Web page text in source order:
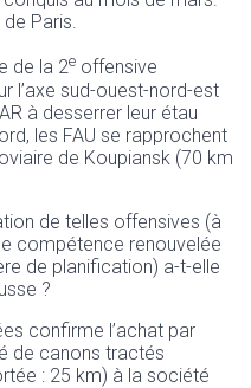
Paris.
de la 2e offensive
l’axe sud-ouest-nord-est
à desserrer leur étau
les FAU se rapprochent
de Koupiansk (70 km
de telles offensives (à
compétence renouvelée
de planification) a-t-elle
?
confirme l’achat par
de canons tractés
: 25 km) à la société